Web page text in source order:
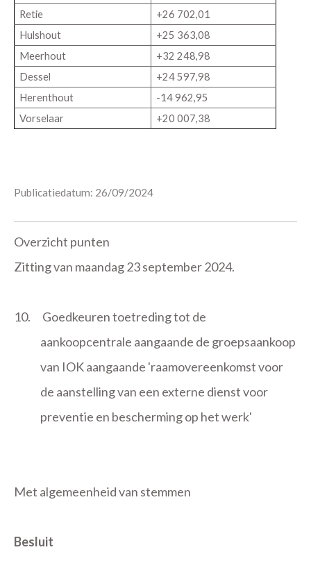
Retie
+26 702,01
Hulshout
+25 363,08
Meerhout
+32 248,98
Dessel
+24 597,98
Herenthout
-14 962,95
Vorselaar
+20 007,38
Publicatiedatum: 26/09/2024
Overzicht punten
Zitting van maandag 23 september 2024.
10.
Goedkeuren toetreding tot de
aankoopcentrale aangaande de groepsaankoop
van IOK aangaande 'raamovereenkomst voor
de aanstelling van een externe dienst voor
preventie en bescherming op het werk'
Met algemeenheid van stemmen
Besluit